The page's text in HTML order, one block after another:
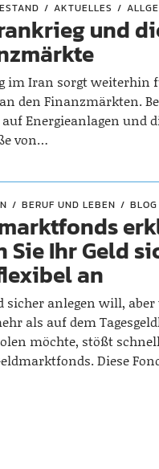
AKTUELLES
und
im Iran sorgt weiterhin
den Finanzmärkten.
Energieanlagen und
von…
BERUF UND LEBEN BLOG
Sie Ihr Geld
an
sicher anlegen will,
als auf dem
möchte, stößt
Diese